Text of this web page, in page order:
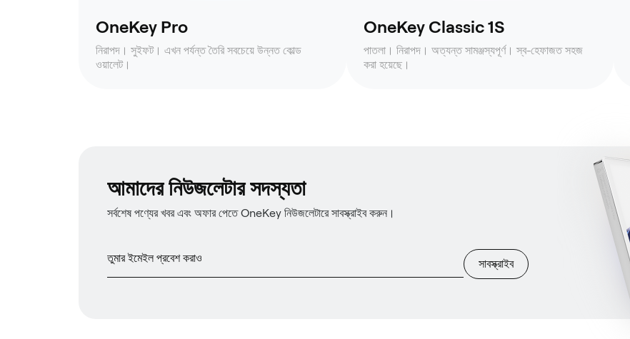
OneKey Pro
নিরাপদ। সুইফট। এখন পর্যন্ত তৈরি সবচেয়ে উন্নত কোল্ড
ওয়ালেট।
OneKey Classic 1S
পাতলা। নিরাপদ। অত্যন্ত সামঞ্জস্যপূর্ণ। স্ব-হেফাজত সহজ
করা হয়েছে।
আমাদের নিউজলেটার সদস্যতা
সর্বশেষ পণ্যের খবর এবং অফার পেতে OneKey নিউজলেটারে সাবস্ক্রাইব করুন।
সাবস্ক্রাইব